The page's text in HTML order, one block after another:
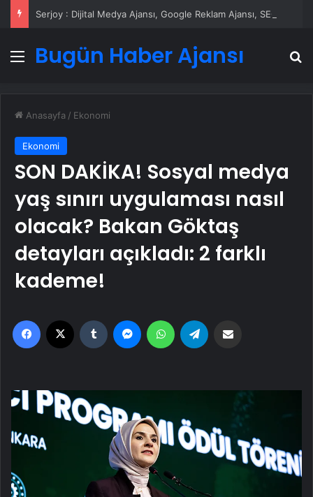
Menü
Bugün Haber Ajansı
Anasayfa / Ekonomi
Ekonomi
SON DAKİKA! Sosyal medya
yaş sınırı uygulaması nasıl
olacak? Bakan Göktaş
detayları açıkladı: 2 farklı
kademe!
Facebook Tumblr MessengerWhatsApp